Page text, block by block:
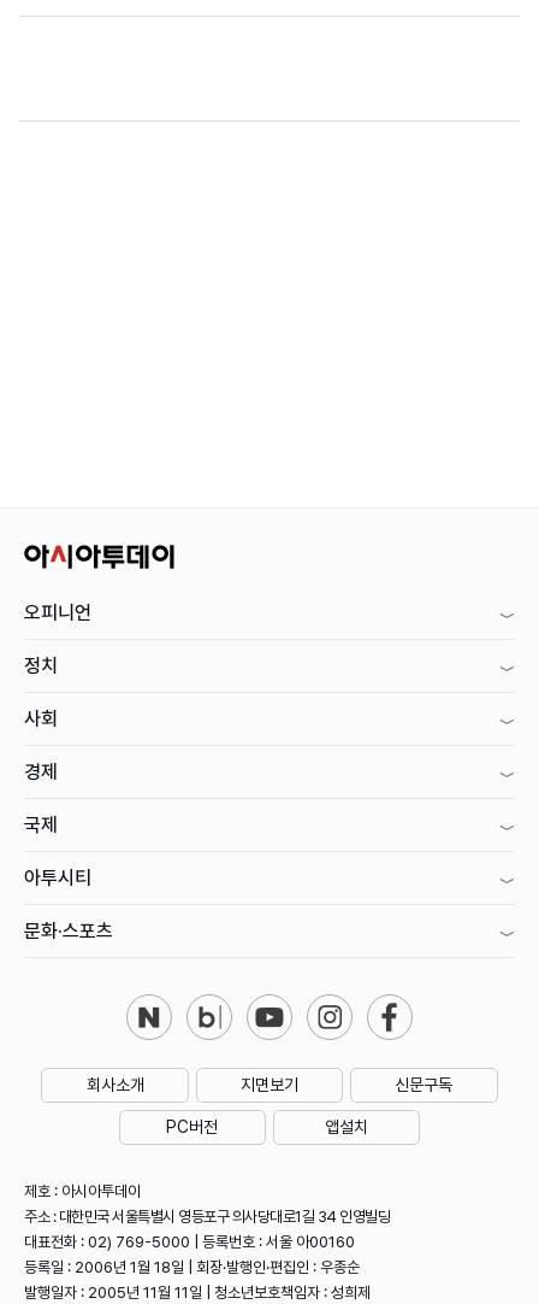
오피니언
정치
사회
경제
국제
아투시티
문화·스포츠
회사소개 지면보기 신문구독
PC버전 앱설치
제호 : 아시아투데이
주소 : 대한민국 서울특별시 영등포구 의사당대로1길 34 인영빌딩
대표전화 : 02) 769-5000 | 등록번호 : 서울 아00160
등록일 : 2006년 1월 18일 | 회장·발행인·편집인 : 우종순
발행일자 : 2005년 11월 11일 | 청소년보호책임자 : 성희제